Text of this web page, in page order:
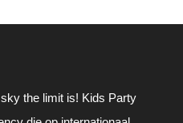
the limit is! Kids Party